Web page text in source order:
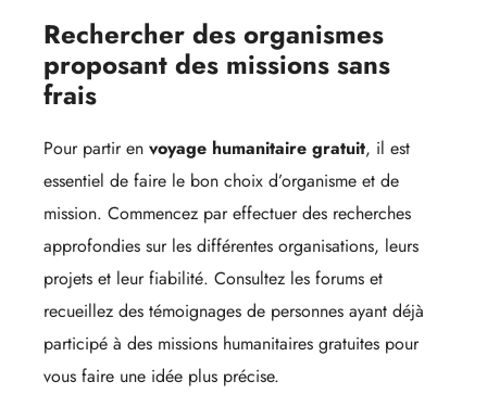
Rechercher des organismes
proposant des missions sans
frais
Pour partir en voyage humanitaire gratuit, il est
essentiel de faire le bon choix d’organisme et de
mission. Commencez par effectuer des recherches
approfondies sur les différentes organisations, leurs
projets et leur fiabilité. Consultez les forums et
recueillez des témoignages de personnes ayant déjà
participé à des missions humanitaires gratuites pour
vous faire une idée plus précise.